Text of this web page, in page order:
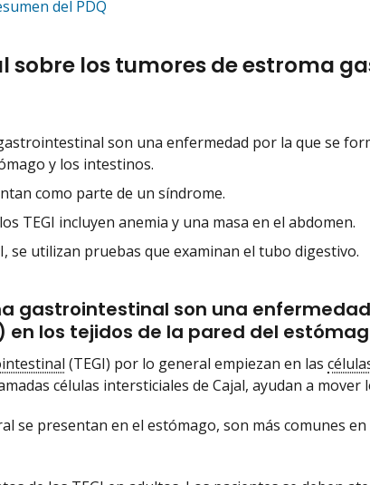
del PDQ
sobre los tumores de estroma
son una enfermedad por la que se
y los intestinos.
como parte de un síndrome.
TEGI incluyen anemia y una masa en el abdomen.
se utilizan pruebas que examinan el tubo digestivo.
gastrointestinal son una
los tejidos de la pared del
(TEGI) por lo general empiezan en las
células intersticiales de Cajal, ayudan a
se presentan en el estómago, son más comunes